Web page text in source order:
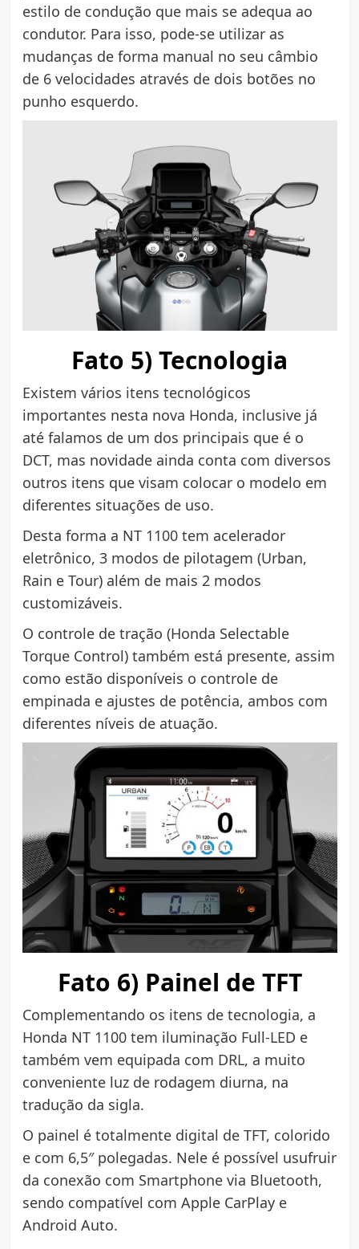
estilo de condução que mais se adequa ao
condutor. Para isso, pode-se utilizar as
mudanças de forma manual no seu câmbio
de 6 velocidades através de dois botões no
punho esquerdo.
Fato 5) Tecnologia
Existem vários itens tecnológicos
importantes nesta nova Honda, inclusive já
até falamos de um dos principais que é o
DCT, mas novidade ainda conta com diversos
outros itens que visam colocar o modelo em
diferentes situações de uso.
Desta forma a NT 1100 tem acelerador
eletrônico, 3 modos de pilotagem (Urban,
Rain e Tour) além de mais 2 modos
customizáveis.
O controle de tração (Honda Selectable
Torque Control) também está presente, assim
como estão disponíveis o controle de
empinada e ajustes de potência, ambos com
diferentes níveis de atuação.
Fato 6) Painel de TFT
Complementando os itens de tecnologia, a
Honda NT 1100 tem iluminação Full-LED e
também vem equipada com DRL, a muito
conveniente luz de rodagem diurna, na
tradução da sigla.
O painel é totalmente digital de TFT, colorido
e com 6,5″ polegadas. Nele é possível usufruir
da conexão com Smartphone via Bluetooth,
sendo compatível com Apple CarPlay e
Android Auto.